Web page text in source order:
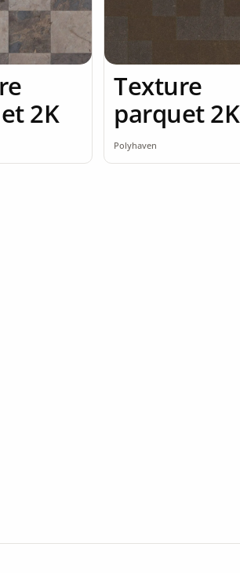
2K
Texture
parquet 2K
Polyhaven